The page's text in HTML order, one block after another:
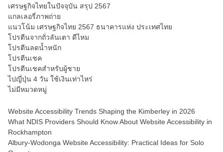
เศรษฐกิจไทยในปัจจุบัน สรุป 2567
แกลเลอรี่ภาพถ่าย
แนวโน้ม เศรษฐกิจไทย 2567 ธนาคารแห่ง ประเทศไทย
โปรตีนจากถั่วลันเตา ดีไหม
โปรตีนลดน้ำหนัก
โปรตีนเชค
โปรตีนเชคสำหรับผู้ชาย
ไปญี่ปุ่น 4 วัน ใช้เงินเท่าไหร่
ไม่มีหมวดหมู่
Website Accessibility Trends Shaping the Kimberley in 2026
What NDIS Providers Should Know About Website Accessibility in
Rockhampton
Albury-Wodonga Website Accessibility: Practical Ideas for Solo